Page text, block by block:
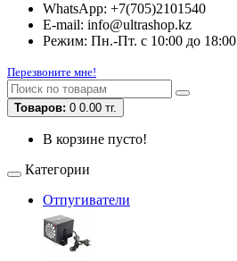
WhatsApp: +7(705)2101540
E-mail: info@ultrashop.kz
Режим: Пн.-Пт. с 10:00 до 18:00
Перезвоните мне!
Товаров: 0 0.00 тг.
В корзине пусто!
Категории
Отпугиватели